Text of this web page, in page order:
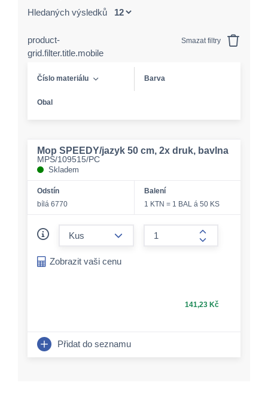
Hledaných výsledků
product-
grid.filter.title.mobile
Smazat filtry
Číslo materiálu Barva
Obal
Mop SPEEDY/jazyk 50 cm, 2x druk, bavlna
MPS/109515/PC
Skladem
Odstín
bílá 6770
Balení
1 KTN = 1 BAL á 50 KS
form.increase-
Zobrazit vaši cenu
141,23 Kč
Přidat do seznamu